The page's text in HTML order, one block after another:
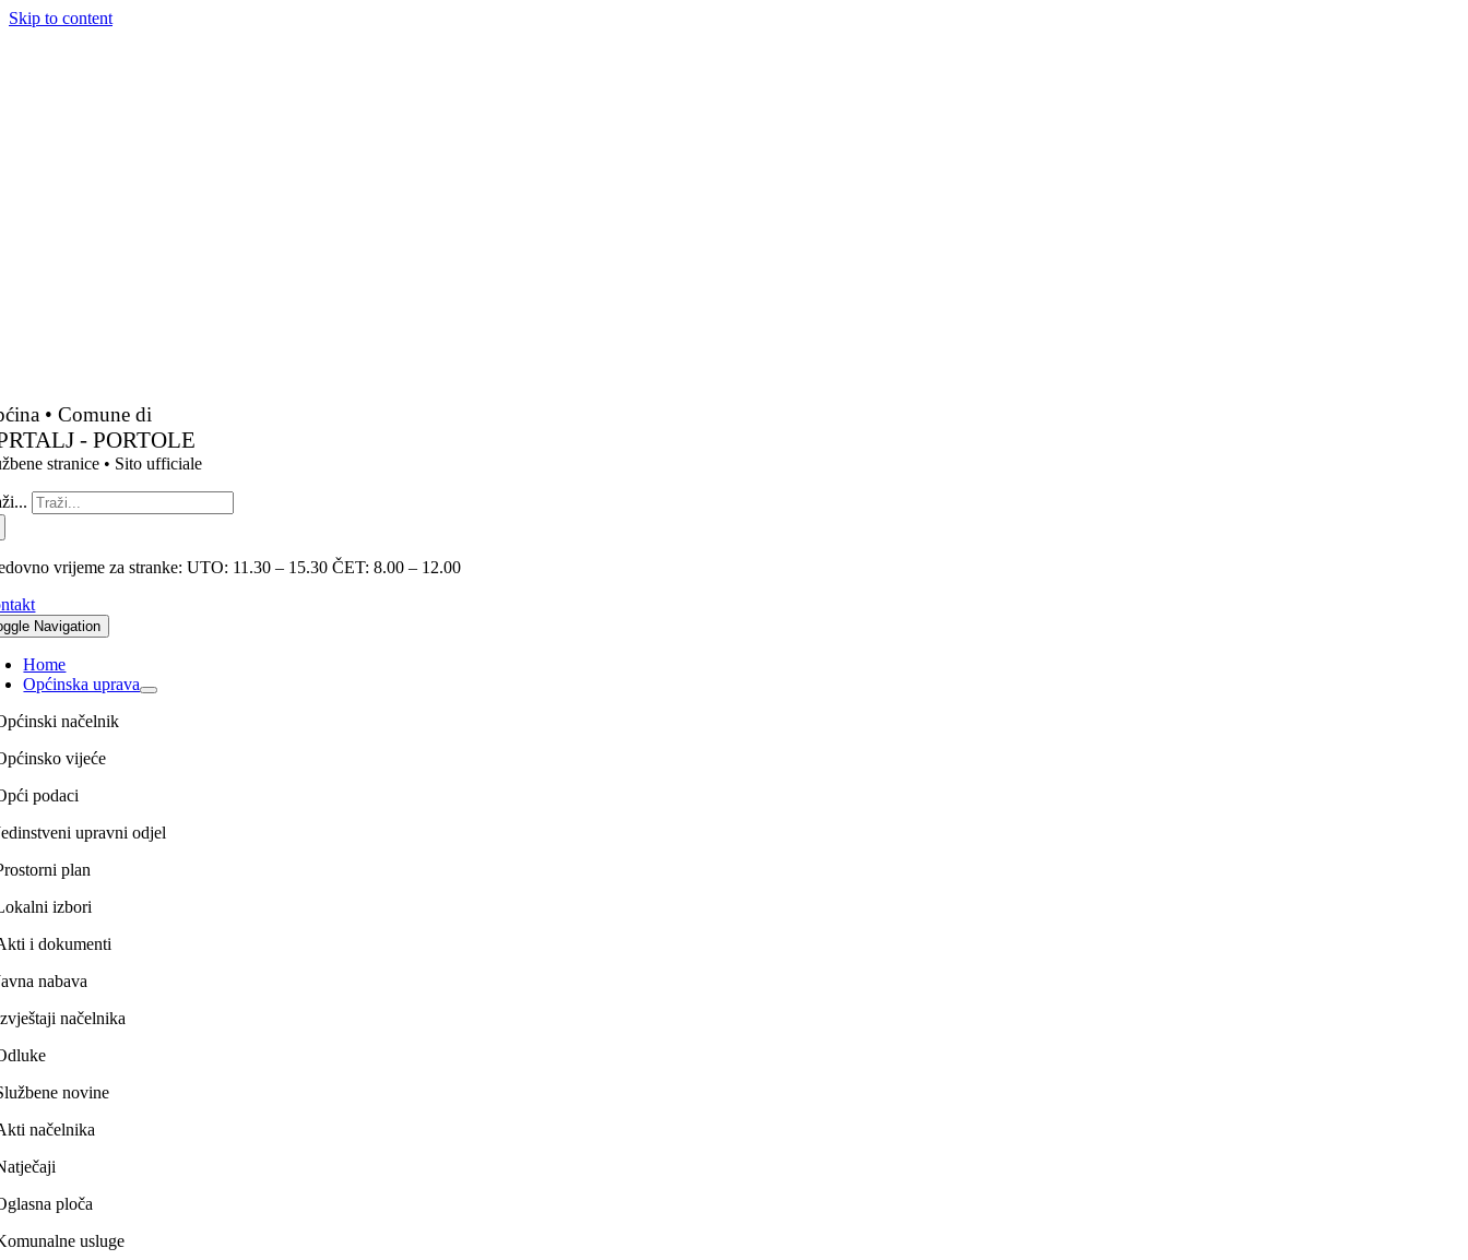
Skip to content
• Comune di
- PORTOLE
stranice • Sito ufficiale
vrijeme za stranke: UTO: 11.30 – 15.30 ČET: 8.00 – 12.00
Navigation
Home
Općinska uprava
načelnik
vijeće
podaci
upravni odjel
plan
izbori
i dokumenti
nabava
načelnika
novine
načelnika
ploča
usluge